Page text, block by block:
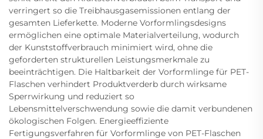
verringert so die Treibhausgasemissionen entlang der
gesamten Lieferkette. Moderne Vorformlingsdesigns
ermöglichen eine optimale Materialverteilung, wodurch
der Kunststoffverbrauch minimiert wird, ohne die
geforderten strukturellen Leistungsmerkmale zu
beeinträchtigen. Die Haltbarkeit der Vorformlinge für PET-
Flaschen verhindert Produktverderb durch wirksame
Sperrwirkung und reduziert so
Lebensmittelverschwendung sowie die damit verbundenen
ökologischen Folgen. Energieeffiziente
Fertigungsverfahren für Vorformlinge von PET-Flaschen